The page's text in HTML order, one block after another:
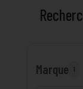
Marque 1